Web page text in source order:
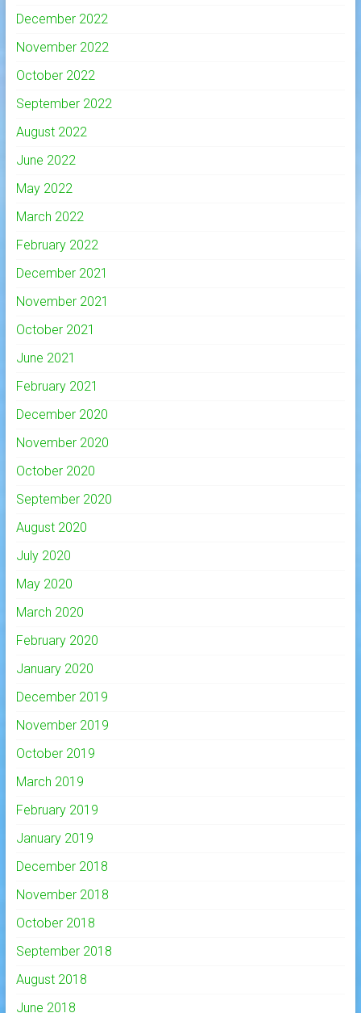
December 2022
November 2022
October 2022
September 2022
August 2022
June 2022
May 2022
March 2022
February 2022
December 2021
November 2021
October 2021
June 2021
February 2021
December 2020
November 2020
October 2020
September 2020
August 2020
July 2020
May 2020
March 2020
February 2020
January 2020
December 2019
November 2019
October 2019
March 2019
February 2019
January 2019
December 2018
November 2018
October 2018
September 2018
August 2018
June 2018